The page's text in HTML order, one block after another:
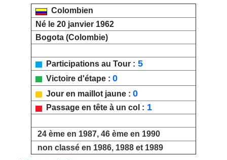
Colombien
Né le 20 janvier 1962
Bogota (Colombie)
Participations au Tour : 5
Victoire d'étape : 0
Jour en maillot jaune : 0
Passage en tête à un col : 1
24 ème en 1987, 46 ème en 1990
non classé en 1986, 1988 et 1989